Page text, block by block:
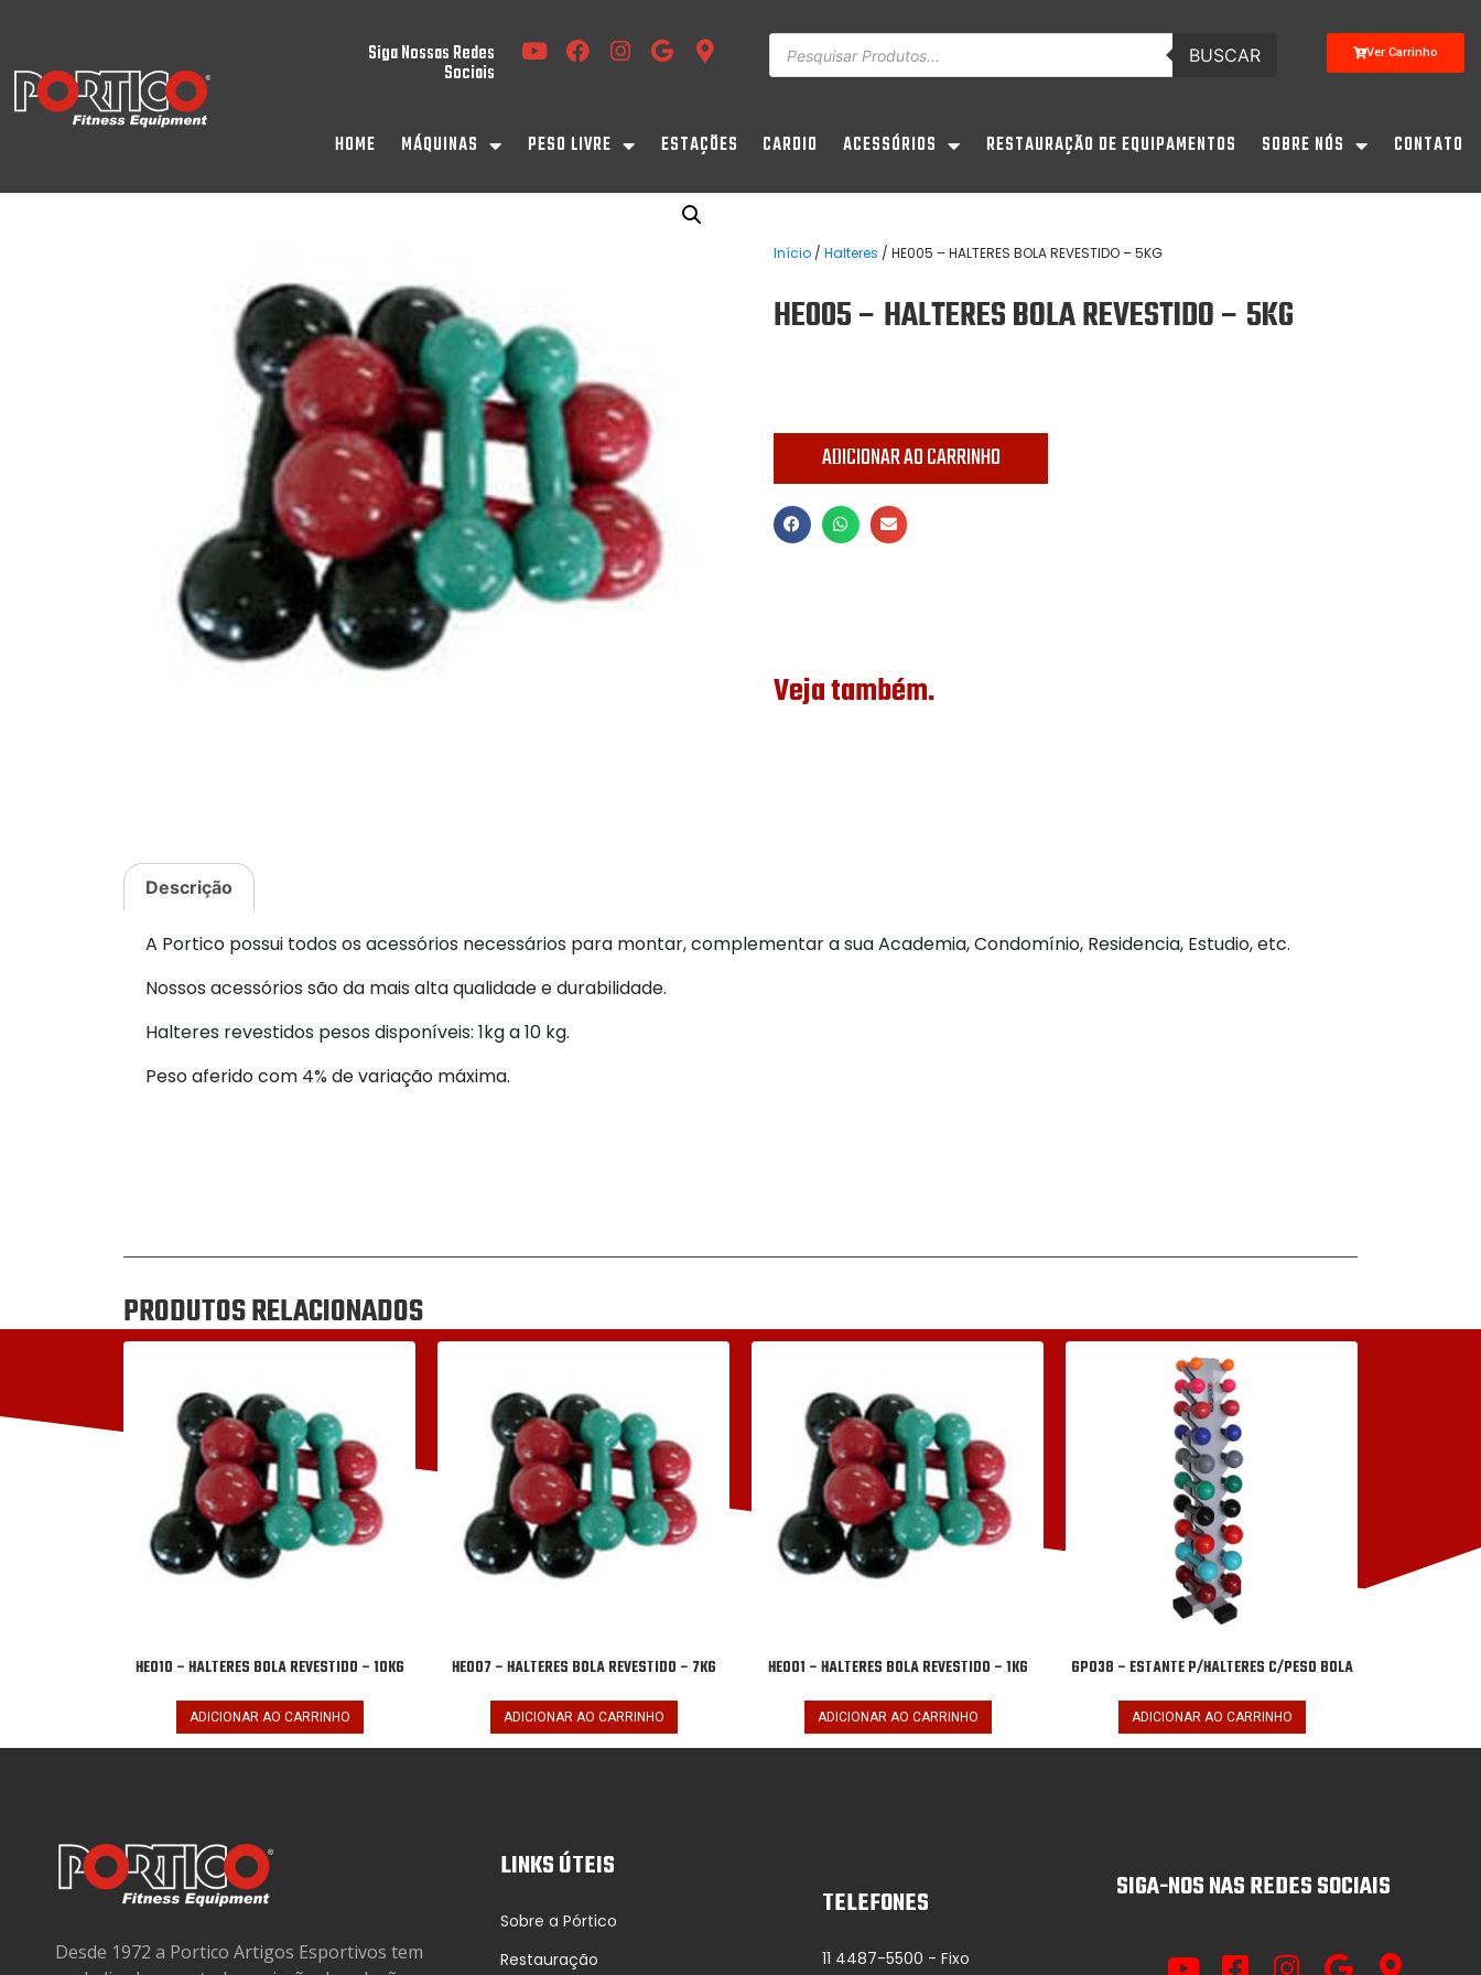
Siga Nossas Redes
Sociais
BUSCAR Ver Carrinho
HOME MÁQUINAS PESO LIVRE ESTAÇÕES CARDIO ACESSÓRIOS RESTAURAÇÃO DE EQUIPAMENTOS SOBRE NÓS CONTATO
Início / Halteres / HE005 – HALTERES BOLA REVESTIDO – 5KG
HE005 – HALTERES BOLA REVESTIDO – 5KG
ADICIONAR AO CARRINHO
Veja também.
Descrição
A Portico possui todos os acessórios necessários para montar, complementar a sua Academia, Condomínio, Residencia, Estudio, etc.
Nossos acessórios são da mais alta qualidade e durabilidade.
Halteres revestidos pesos disponíveis: 1kg a 10 kg.
Peso aferido com 4% de variação máxima.
PRODUTOS RELACIONADOS
HE010 – HALTERES BOLA REVESTIDO – 10KG
ADICIONAR AO CARRINHO
HE007 – HALTERES BOLA REVESTIDO – 7KG
ADICIONAR AO CARRINHO
HE001 – HALTERES BOLA REVESTIDO – 1KG
ADICIONAR AO CARRINHO
GP038 – ESTANTE P/HALTERES C/PESO BOLA
ADICIONAR AO CARRINHO
Desde 1972 a Portico Artigos Esportivos tem
LINKS ÚTEIS
Sobre a Pórtico
Restauração
TELEFONES
11 4487-5500 - Fixo
SIGA-NOS NAS REDES SOCIAIS